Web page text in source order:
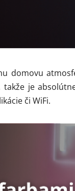
domovu
takže je
či WiFi.